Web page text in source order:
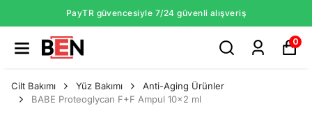
PayTR güvencesiyle 7/24 güvenli alışveriş
0
Cilt Bakımı Yüz Bakımı
Anti-Aging Ürünler
BABE Proteoglycan F+F Ampul 10x2 ml